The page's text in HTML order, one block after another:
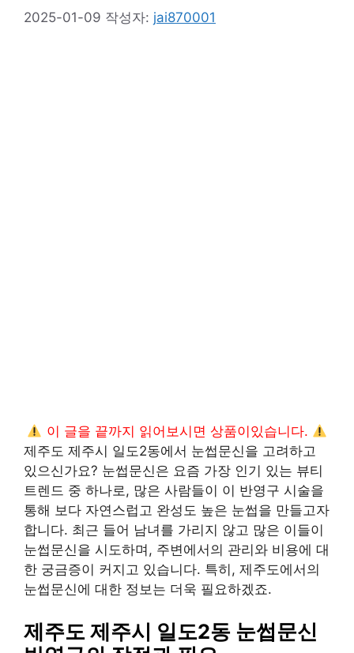
2025-01-09 작성자: jai870001
이 글을 끝까지 읽어보시면 상품이있습니다.
제주도 제주시 일도2동에서 눈썹문신을 고려하고
있으신가요? 눈썹문신은 요즘 가장 인기 있는 뷰티
트렌드 중 하나로, 많은 사람들이 이 반영구 시술을
통해 보다 자연스럽고 완성도 높은 눈썹을 만들고자
합니다. 최근 들어 남녀를 가리지 않고 많은 이들이
눈썹문신을 시도하며, 주변에서의 관리와 비용에 대
한 궁금증이 커지고 있습니다. 특히, 제주도에서의
눈썹문신에 대한 정보는 더욱 필요하겠죠.
제주도 제주시 일도2동 눈썹문신